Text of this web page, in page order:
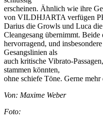
erscheinen. Ähnlich wie ihre
von VILDHJARTA verfügen
Darius die Growls und Luca
Cleangesang übernimmt. Beide
hervorragend, und
Gesangslinien als
auch kritische Vibrato-
stammen könnten,
ohne schiefe Töne. Gerne mehr
Von: Maxime Weber
Foto: